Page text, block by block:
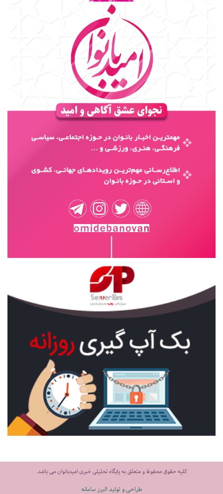
کلیه حقوق محفوظ و متعلق به پایگاه تحلیلی خبری امیدبانوان می باشد.
طراحی و تولید البرز سامانه